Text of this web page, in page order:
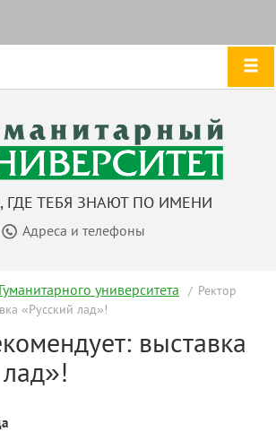
ГДЕ ТЕБЯ ЗНАЮТ ПО ИМЕНИ
Адреса и телефоны
университета
Ректор
«Русский лад»!
выставка